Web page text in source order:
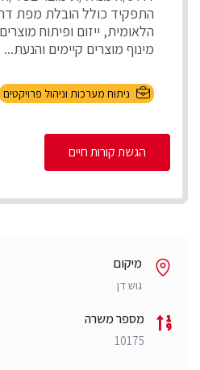
התפקיד כולל הובלת מפת
הלאומית, ייזום ופיתוח
מינוף מוצרים קיימים והנעת...
ניתוח מערכות וניהול פרויקטים
הגשת קורות חיים
מיקום
גוש דן
מספר משרה
10175